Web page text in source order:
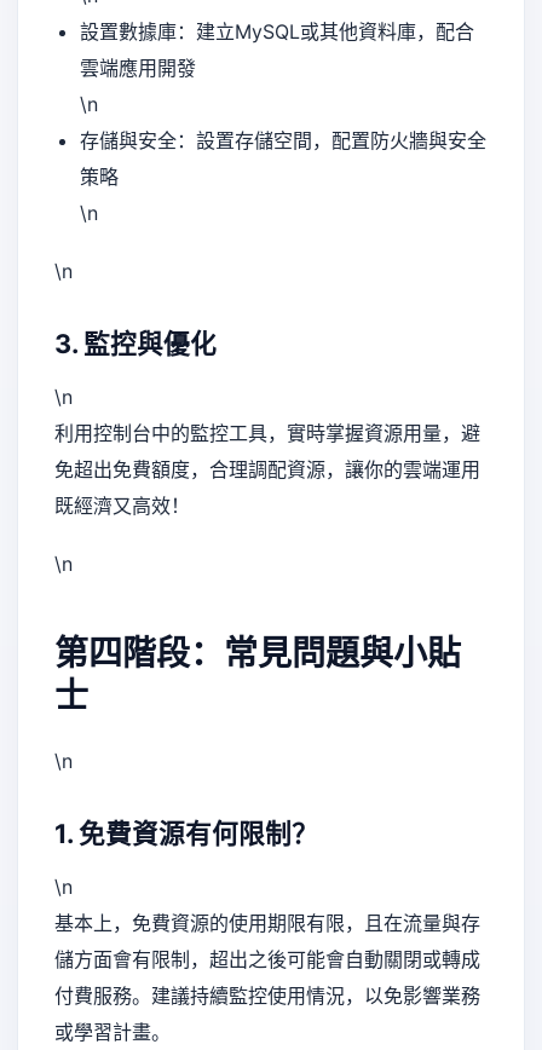
設置數據庫：建立MySQL或其他資料庫，配合
雲端應用開發
\n
存儲與安全：設置存儲空間，配置防火牆與安全
策略
\n
\n
3. 監控與優化
\n
利用控制台中的監控工具，實時掌握資源用量，避
免超出免費額度，合理調配資源，讓你的雲端運用
既經濟又高效！
\n
第四階段：常見問題與小貼
士
\n
1. 免費資源有何限制？
\n
基本上，免費資源的使用期限有限，且在流量與存
儲方面會有限制，超出之後可能會自動關閉或轉成
付費服務。建議持續監控使用情況，以免影響業務
或學習計畫。